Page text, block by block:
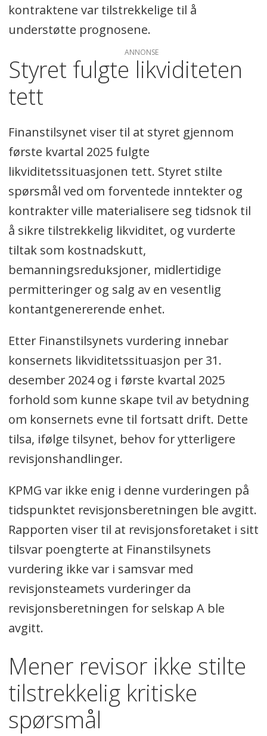
kontraktene var tilstrekkelige til å
understøtte prognosene.
ANNONSE
Styret fulgte likviditeten
tett
Finanstilsynet viser til at styret gjennom
første kvartal 2025 fulgte
likviditetssituasjonen tett. Styret stilte
spørsmål ved om forventede inntekter og
kontrakter ville materialisere seg tidsnok til
å sikre tilstrekkelig likviditet, og vurderte
tiltak som kostnadskutt,
bemanningsreduksjoner, midlertidige
permitteringer og salg av en vesentlig
kontantgenererende enhet.
Etter Finanstilsynets vurdering innebar
konsernets likviditetssituasjon per 31.
desember 2024 og i første kvartal 2025
forhold som kunne skape tvil av betydning
om konsernets evne til fortsatt drift. Dette
tilsa, ifølge tilsynet, behov for ytterligere
revisjonshandlinger.
KPMG var ikke enig i denne vurderingen på
tidspunktet revisjonsberetningen ble avgitt.
Rapporten viser til at revisjonsforetaket i sitt
tilsvar poengterte at Finanstilsynets
vurdering ikke var i samsvar med
revisjonsteamets vurderinger da
revisjonsberetningen for selskap A ble
avgitt.
Mener revisor ikke stilte
tilstrekkelig kritiske
spørsmål